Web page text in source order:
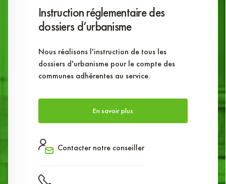
Instruction réglementaire des
dossiers d’urbanisme
Nous réalisons l'instruction de tous les
dossiers d'urbanisme pour le compte des
communes adhérentes au service.
En savoir plus
Contacter notre conseiller